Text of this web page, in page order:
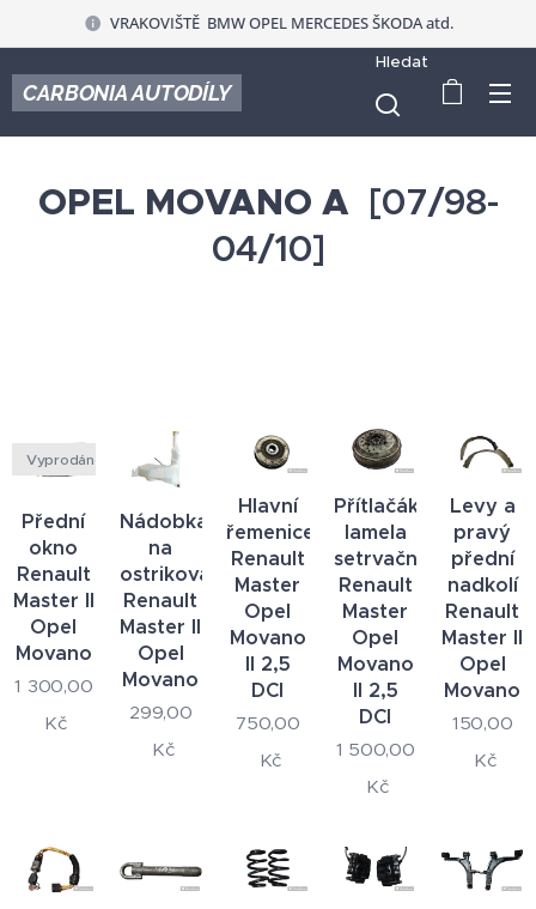
VRAKOVIŠTĚ BMW OPEL MERCEDES ŠKODA atd.
CARBONIA AUTODÍLY
Hledat
OPEL MOVANO A [07/98-
04/10]
Přední
okno
Renault
Master II
Opel
Movano
Vyprodáno
1 300,00
Kč
Nádobka
na
ostrikovače
Renault
Master II
Opel
Movano
299,00
Kč
Hlavní
řemenice
Renault
Master
Opel
Movano
II 2,5
DCI
750,00
Kč
Přítlačák
lamela
setrvačník
Renault
Master
Opel
Movano
II 2,5
DCI
1 500,00
Kč
Levy a
pravý
přední
nadkolí
Renault
Master II
Opel
Movano
150,00
Kč